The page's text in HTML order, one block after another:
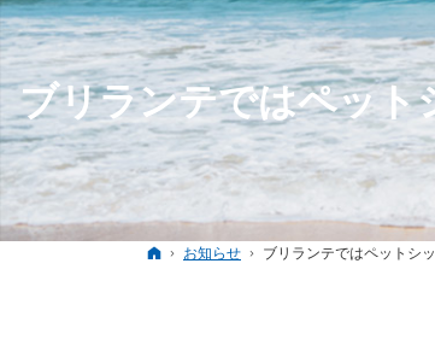
ブリランテではペット
ホーム
お知らせ ブリランテではペットシ